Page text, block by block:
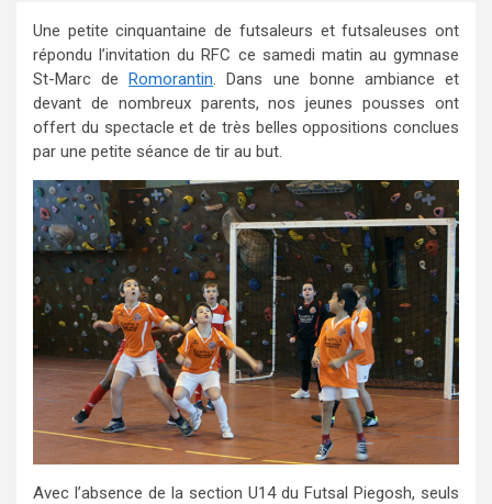
Une petite cinquantaine de futsaleurs et futsaleuses ont
répondu l’invitation du RFC ce samedi matin au gymnase
St-Marc de Romorantin. Dans une bonne ambiance et
devant de nombreux parents, nos jeunes pousses ont
offert du spectacle et de très belles oppositions conclues
par une petite séance de tir au but.
Avec l’absence de la section U14 du Futsal Piegosh, seuls